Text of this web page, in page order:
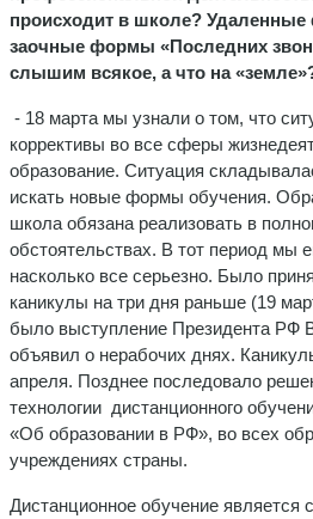
происходит в школе?
заочные формы «Последних
слышим всякое, а что на
- 18 марта мы узнали о том, что
коррективы во все сферы
образование. Ситуация
искать новые формы обучения.
школа обязана реализовать в
обстоятельствах. В тот период мы
насколько все серьезно. Было
каникулы на три дня раньше (19
было выступление Президента РФ
объявил о нерабочих днях.
апреля. Позднее последовало
технологии дистанционного
«Об образовании в РФ», во всех
учреждениях страны.
Дистанционное обучение является